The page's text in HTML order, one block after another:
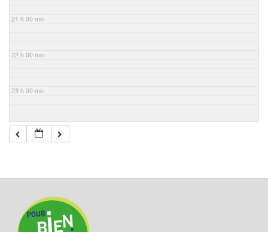
21 h 00 min
22 h 00 min
23 h 00 min